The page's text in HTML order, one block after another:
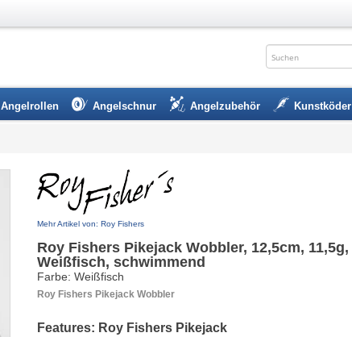
Angelrollen Angelschnur Angelzubehör Kunstköder
Mehr Artikel von: Roy Fishers
Roy Fishers Pikejack Wobbler, 12,5cm, 11,5g,
Weißfisch, schwimmend
Farbe: Weißfisch
Roy Fishers Pikejack Wobbler
Features: Roy Fishers Pikejack